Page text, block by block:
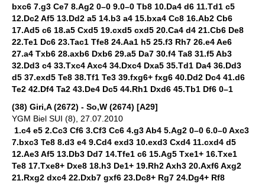
bxc6 7.g3 Ce7 8.Ag2 0–0 9.0–0 Tb8 10.Da4 d6 11.Td1 c5
12.Dc2 Af5 13.Dd2 a5 14.b3 a4 15.bxa4 Cc8 16.Ab2 Cb6
17.Ad5 c6 18.a5 Cxd5 19.cxd5 cxd5 20.Ca4 d4 21.Cb6 De8
22.Te1 Dc6 23.Tac1 Tfe8 24.Aa1 h5 25.f3 Rh7 26.e4 Ae6
27.a4 Txb6 28.axb6 Dxb6 29.a5 Da7 30.f4 Ta8 31.f5 Ab3
32.Dd3 c4 33.Txc4 Axc4 34.Dxc4 Dxa5 35.Td1 Da4 36.Dd3
d5 37.exd5 Te8 38.Tf1 Te3 39.fxg6+ fxg6 40.Dd2 Dc4 41.d6
Te2 42.Df4 Ta2 43.De4 Dc5 44.Rh1 Dxd6 45.Tb1 Df6 0–1
(38) Giri,A (2672) - So,W (2674) [A29]
YGM Biel SUI (8), 27.07.2010
1.c4 e5 2.Cc3 Cf6 3.Cf3 Cc6 4.g3 Ab4 5.Ag2 0–0 6.0–0 Axc3
7.bxc3 Te8 8.d3 e4 9.Cd4 exd3 10.exd3 Cxd4 11.cxd4 d5
12.Ae3 Af5 13.Db3 Dd7 14.Tfe1 c6 15.Ag5 Txe1+ 16.Txe1
Te8 17.Txe8+ Dxe8 18.h3 De1+ 19.Rh2 Axh3 20.Axf6 Axg2
21.Rxg2 dxc4 22.Dxb7 gxf6 23.Dc8+ Rg7 24.Dg4+ Rf8